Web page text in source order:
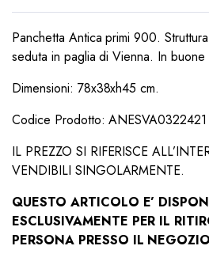
Panchetta Antica primi 900.
seduta in paglia di Vienna. In buone
Dimensioni: 78x38xh45 cm.
Codice Prodotto: ANESVA0322421
IL PREZZO SI RIFERISCE
VENDIBILI SINGOLARMENTE.
QUESTO ARTICOLO E’
ESCLUSIVAMENTE PER IL
PERSONA PRESSO IL